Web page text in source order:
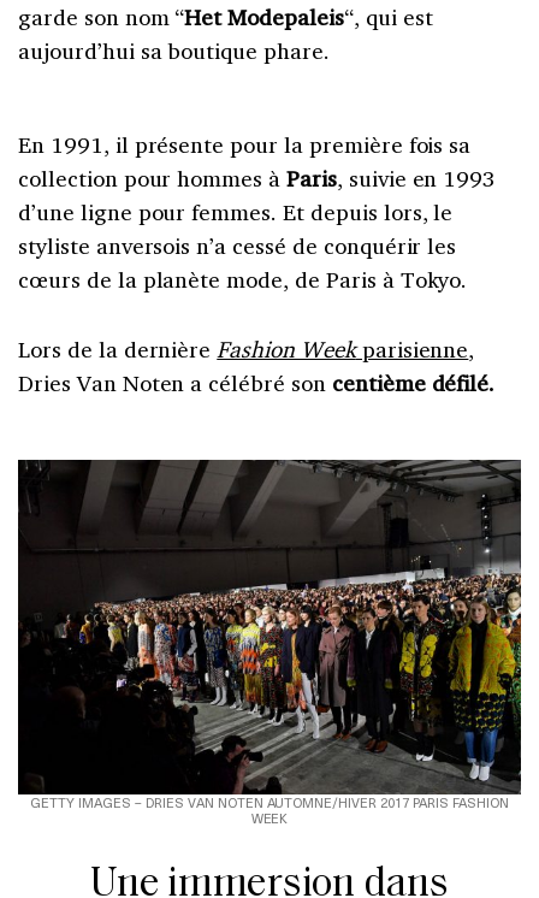
garde son nom “Het Modepaleis“, qui est
aujourd’hui sa boutique phare.
En 1991, il présente pour la première fois sa
collection pour hommes àParis, suivie en 1993
d’une ligne pour femmes. Et depuis lors, le
styliste anversois n’a cessé de conquérir les
cœurs de la planète mode, de Paris à Tokyo.
Lors de la dernière Fashion Weekparisienne,
Dries Van Noten a célébré son centième défilé.
GETTY IMAGES – DRIES VAN NOTEN AUTOMNE/HIVER 2017 PARIS FASHION
WEEK
Une immersion dans